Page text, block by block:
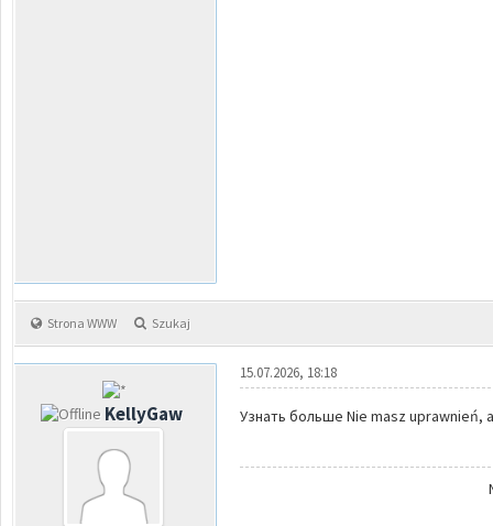
Strona WWW Szukaj
KellyGaw
15.07.2026, 18:18
Узнать больше Nie masz uprawnień,